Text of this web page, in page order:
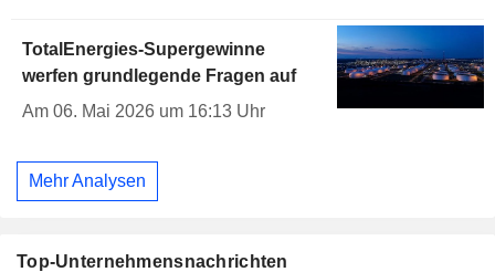
TotalEnergies-Supergewinne
werfen grundlegende Fragen auf
Am 06. Mai 2026 um 16:13 Uhr
Mehr Analysen
Top-Unternehmensnachrichten